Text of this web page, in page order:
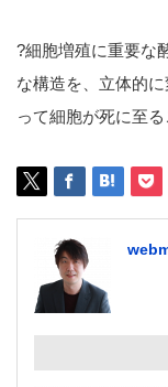
?細胞増殖に重要な
な構造を、立体的
って細胞が死に至